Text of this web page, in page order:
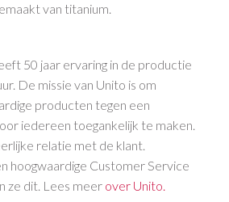
van titanium.
50 jaar ervaring in de productie
De missie van Unito is om
producten tegen een
iedereen toegankelijk te maken.
relatie met de klant.
hoogwaardige Customer Service
ze dit. Lees meer over Unito.